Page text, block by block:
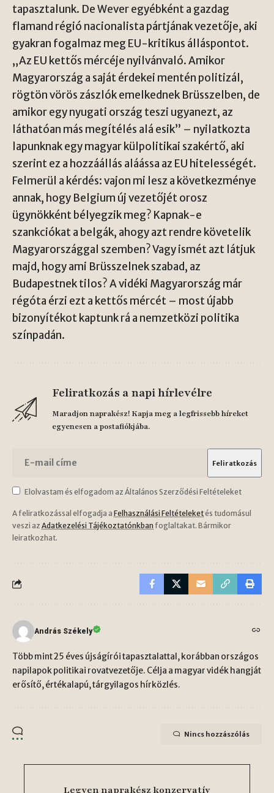
tapasztalunk. De Wever egyébként a gazdag
flamand régió nacionalista pártjának vezetője, aki
gyakran fogalmaz meg EU-kritikus álláspontot.
„Az EU kettős mércéje nyilvánvaló. Amikor
Magyarország a saját érdekei mentén politizál,
rögtön vörös zászlók emelkednek Brüsszelben, de
amikor egy nyugati ország teszi ugyanezt, az
láthatóan más megítélés alá esik” – nyilatkozta
lapunknak egy magyar külpolitikai szakértő, aki
szerint ez a hozzáállás aláássa az EU hitelességét.
Felmerül a kérdés: vajon mi lesz a következménye
annak, hogy Belgium új vezetőjét orosz
ügynökként bélyegzik meg? Kapnak-e
szankciókat a belgák, ahogy azt rendre követelik
Magyarországgal szemben? Vagy ismét azt látjuk
majd, hogy ami Brüsszelnek szabad, az
Budapestnek tilos? A vidéki Magyarország már
régóta érzi ezt a kettős mércét – most újabb
bizonyítékot kaptunk rá a nemzetközi politika
színpadán.
Feliratkozás a napi hírlevélre
Maradjon naprakész! Kapja meg a legfrissebb híreket
egyenesen a postafiókjába.
Elolvastam és elfogadom az Általános Szerződési Feltételeket
A feliratkozással elfogadja a Felhasználási Feltételeketés tudomásul
veszi az Adatkezelési Tájékoztatónkban foglaltakat. Bármikor
leiratkozhat.
András Székely
Több mint 25 éves újságírói tapasztalattal, korábban országos
napilapok politikai rovatvezetője. Célja a magyar vidék hangját
erősítő, értékalapú, tárgyilagos hírközlés.
Nincs hozzászólás
Legyen naprakész konzervatív